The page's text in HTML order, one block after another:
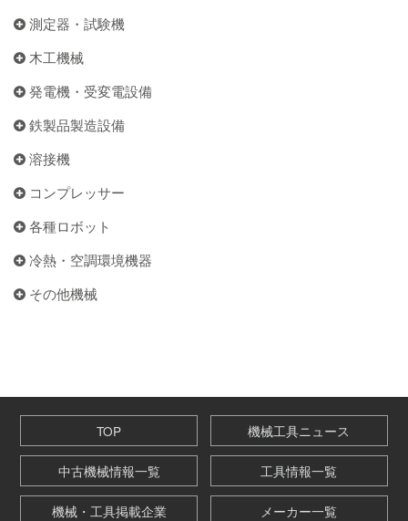
測定器・試験機
木工機械
発電機・受変電設備
鉄製品製造設備
溶接機
コンプレッサー
各種ロボット
冷熱・空調環境機器
その他機械
TOP 機械工具ニュース
中古機械情報一覧 工具情報一覧
機械・工具掲載企業 メーカー一覧